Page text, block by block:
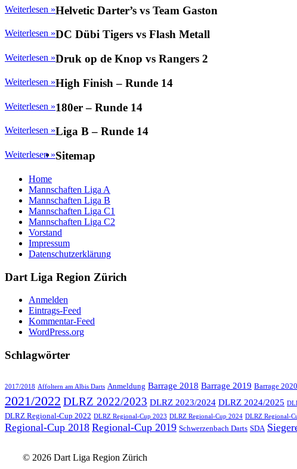
Weiterlesen »Helvetic Darter’s vs Team Gaston
Weiterlesen »DC Dübi Tigers vs Flash Metall
Weiterlesen »Druk op de Knop vs Rangers 2
Weiterlesen »High Finish – Runde 14
Weiterlesen »180er – Runde 14
Weiterlesen »Liga B – Runde 14
Weiterlesen »Sitemap
Home
Mannschaften Liga A
Mannschaften Liga B
Mannschaften Liga C1
Mannschaften Liga C2
Vorstand
Impressum
Datenschutzerklärung
Dart Liga Region Zürich
Anmelden
Eintrags-Feed
Kommentar-Feed
WordPress.org
Schlagwörter
2017/2018 Affoltern am Albis Darts Anmeldung Barrage 2018 Barrage 2019 Barrage 2020
2021/2022 DLRZ 2022/2023 DLRZ 2023/2024 DLRZ 2024/2025
DLRZ Regional-Cup 2022 DLRZ Regional-Cup 2023 DLRZ Regional-Cup 2024 DLRZ Regional-
Regional-Cup 2018 Regional-Cup 2019 Schwerzenbach Darts SDA
© 2026 Dart Liga Region Zürich